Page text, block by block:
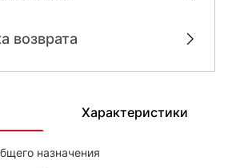
возврата
Характеристики
назначения